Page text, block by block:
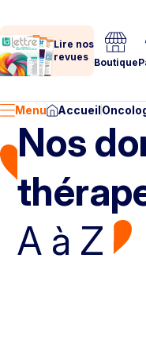
Lire nos
revues Boutique
Menu Accueil
Nos
A à Z